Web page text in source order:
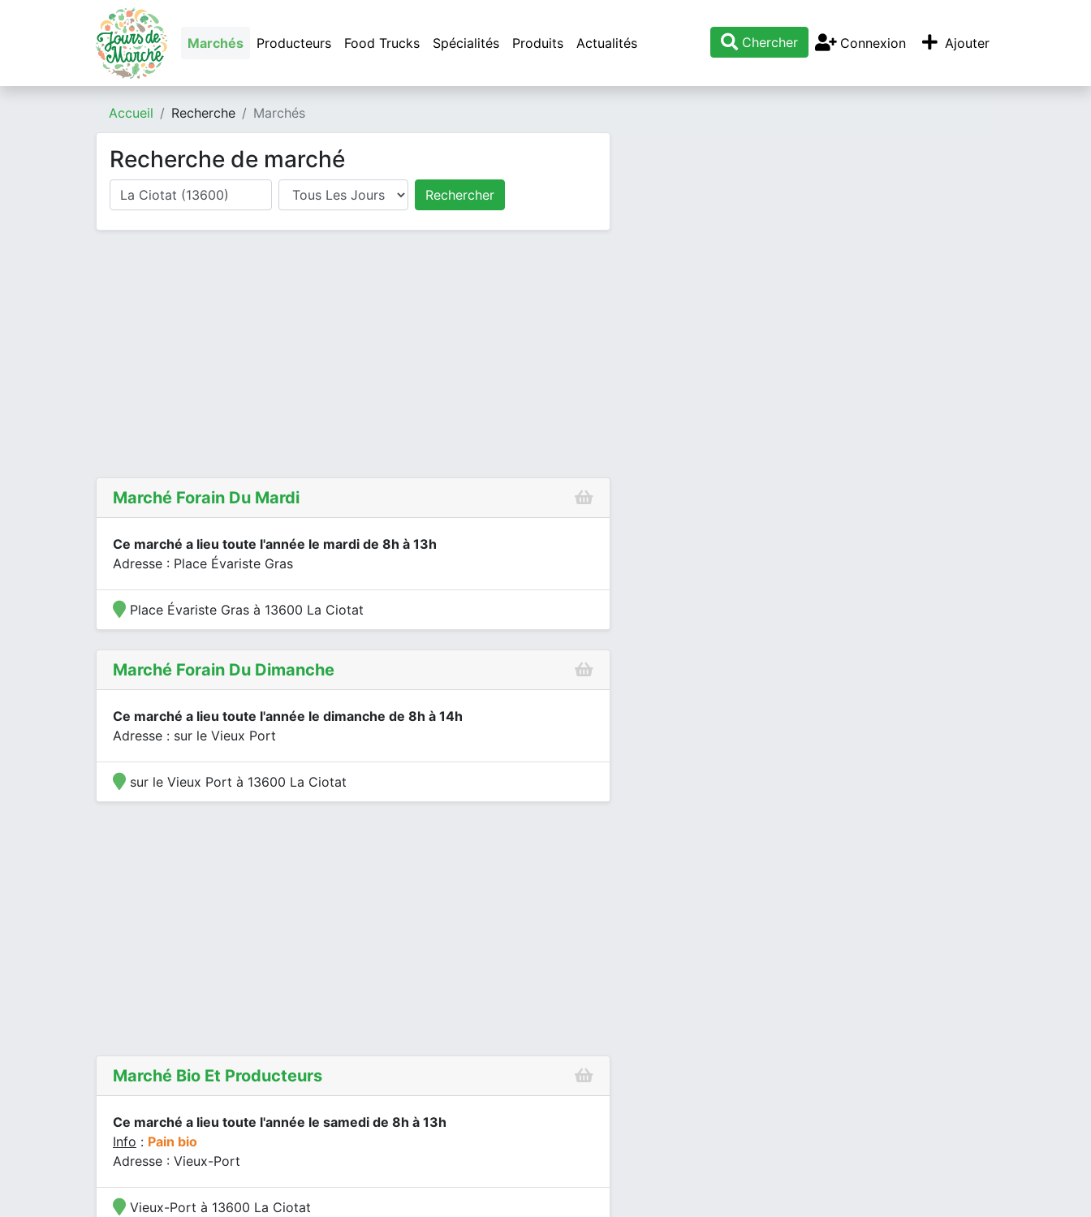
Marchés Producteurs Food Trucks Spécialités Produits Actualités Chercher Connexion Ajouter
Accueil Recherche Marchés
Recherche de marché
Où cherchez-vous un marché ?
Jour Rechercher
Marché Forain Du Mardi
Ce marché a lieu toute l'année le mardi de 8h à 13h
Adresse : Place Évariste Gras
Place Évariste Gras à 13600 La Ciotat
Marché Forain Du Dimanche
Ce marché a lieu toute l'année le dimanche de 8h à 14h
Adresse : sur le Vieux Port
sur le Vieux Port à 13600 La Ciotat
Marché Bio Et Producteurs
Ce marché a lieu toute l'année le samedi de 8h à 13h
Info : Pain bio
Adresse : Vieux-Port
Vieux-Port à 13600 La Ciotat